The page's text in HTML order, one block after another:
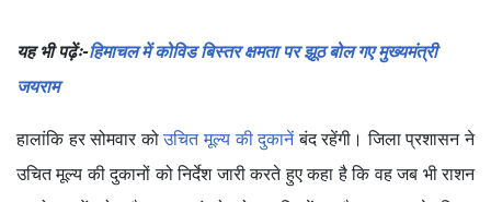
यह भी पढ़ेंः-हिमाचल में कोविड बिस्तर क्षमता पर झूठ बोल गए मुख्यमंत्री
जयराम
हालांकि हर सोमवार कोउचित मूल्य की दुकानेंबंद रहेंगी। जिला प्रशासन ने
उचित मूल्य की दुकानों को निर्देश जारी करते हुए कहा है कि वह जब भी राशन